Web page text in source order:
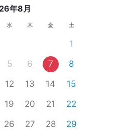
年8月
水 木 金 土
1
5 6 7
8
12 13 14
15
19 20 21
22
26 27 28
29